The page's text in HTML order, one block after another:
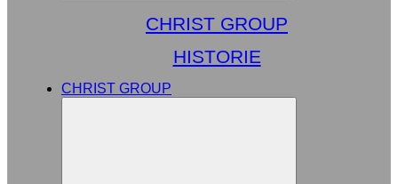
CHRIST GROUP
HISTORIE
CHRIST GROUP